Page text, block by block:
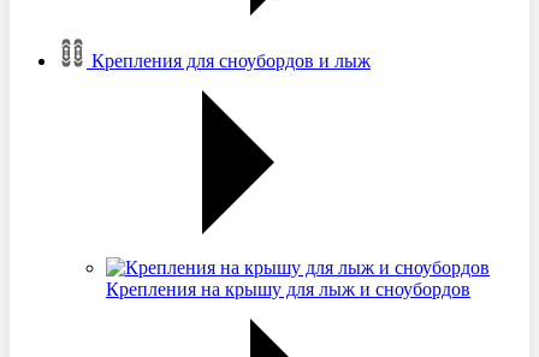
Крепления для сноубордов и лыж
Крепления на крышу для лыж и сноубордов